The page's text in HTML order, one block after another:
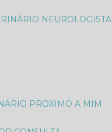
NEUROLOGISTA
PROXIMO A MIM